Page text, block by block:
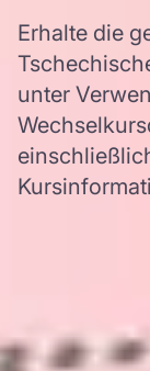
Erhalte die
unter